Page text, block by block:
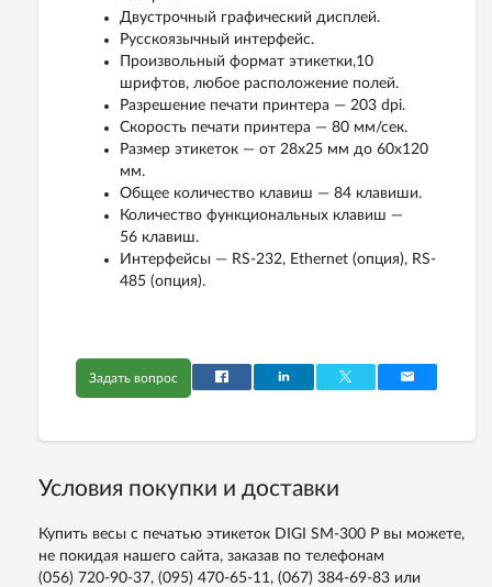
Двустрочный графический дисплей.
Русскоязычный интерфейс.
Произвольный формат этикетки,10
шрифтов, любое расположение полей.
Разрешение печати принтера — 203 dpi.
Скорость печати принтера — 80 мм/сек.
Размер этикеток — от 28x25 мм до 60x120
мм.
Общее количество клавиш — 84 клавиши.
Количество функциональных клавиш —
56 клавиш.
Интерфейсы — RS-232, Ethernet (опция), RS-
485 (опция).
Задать вопрос
Условия покупки и доставки
Купить весы с печатью этикеток DIGI SM-300 P вы можете,
не покидая нашего сайта, заказав по телефонам
(056) 720-90-37, (095) 470-65-11, (067) 384-69-83 или